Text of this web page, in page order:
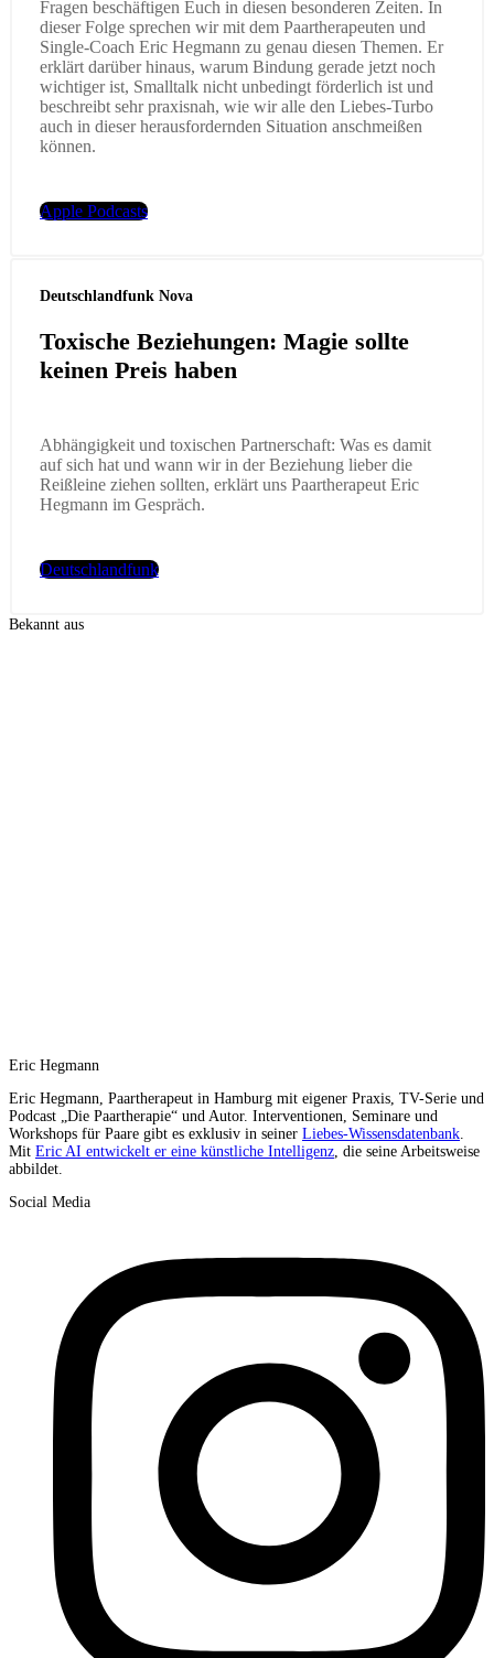
Fragen beschäftigen Euch in diesen besonderen Zeiten. In
dieser Folge sprechen wir mit dem Paartherapeuten und
Single-Coach Eric Hegmann zu genau diesen Themen. Er
erklärt darüber hinaus, warum Bindung gerade jetzt noch
wichtiger ist, Smalltalk nicht unbedingt förderlich ist und
beschreibt sehr praxisnah, wie wir alle den Liebes-Turbo
auch in dieser herausfordernden Situation anschmeißen
können.
Apple Podcasts
Deutschlandfunk Nova
Toxische Beziehungen: Magie sollte
keinen Preis haben
Abhängigkeit und toxischen Partnerschaft: Was es damit
auf sich hat und wann wir in der Beziehung lieber die
Reißleine ziehen sollten, erklärt uns Paartherapeut Eric
Hegmann im Gespräch.
Deutschlandfunk
Bekannt aus
Eric Hegmann
Eric Hegmann, Paartherapeut in Hamburg mit eigener Praxis, TV-Serie und
Podcast „Die Paartherapie“ und Autor. Interventionen, Seminare und
Workshops für Paare gibt es exklusiv in seiner Liebes-Wissensdatenbank.
Mit Eric AI entwickelt er eine künstliche Intelligenz, die seine Arbeitsweise
abbildet.
Social Media